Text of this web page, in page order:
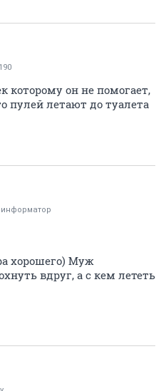
кайфовый, прям сама не
пулей летают до туалета